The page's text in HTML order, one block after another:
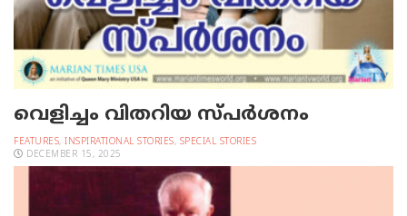
വെളിച്ചം വിതറിയ സ്പര്‍ശനം
FEATURES, INSPIRATIONAL STORIES, SPECIAL STORIES
DECEMBER 15, 2025